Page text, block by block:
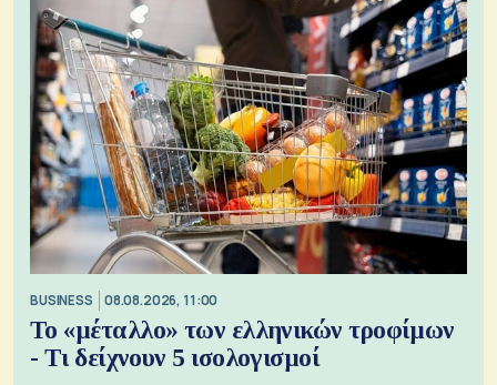
BUSINESS 08.08.2026, 11:00
Το «μέταλλο» των ελληνικών τροφίμων
- Τι δείχνουν 5 ισολογισμοί